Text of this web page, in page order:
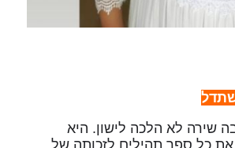
שירה לא הלכה לישון. היא
כל ספר תהילים לזכותה של